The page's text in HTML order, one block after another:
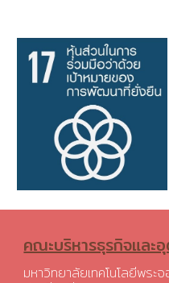
คณะบริหารธุรกิจและ
มหาวิทยาลัยเทคโนโลยีพระ